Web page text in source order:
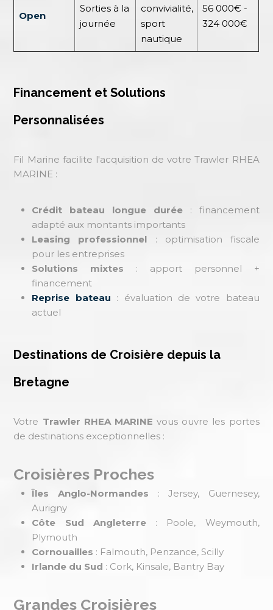
Open
Sorties à la
journée
convivialité,
sport
nautique
56 000€ -
324 000€
Financement et Solutions
Personnalisées
Fil Marine facilite l'acquisition de votre Trawler RHEA
MARINE :
Crédit bateau longue durée: financement
adapté aux montants importants
Leasing professionnel : optimisation fiscale
pour les entreprises
Solutions mixtes : apport personnel +
financement
Reprise bateau : évaluation de votre bateau
actuel
Destinations de Croisière depuis la
Bretagne
Votre Trawler RHEA MARINE vous ouvre les portes
de destinations exceptionnelles :
Croisières Proches
Îles Anglo-Normandes : Jersey, Guernesey,
Aurigny
Côte Sud Angleterre: Poole, Weymouth,
Plymouth
Cornouailles : Falmouth, Penzance, Scilly
Irlande du Sud : Cork, Kinsale, Bantry Bay
Grandes Croisières